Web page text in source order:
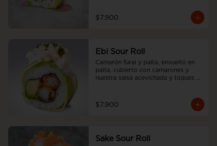
$7.900
Ebi Sour Roll
Camarón furai y palta, envuelto en
palta, cubierto con camarones y
nuestra salsa acevichada y toques
$7.900
Sake Sour Roll